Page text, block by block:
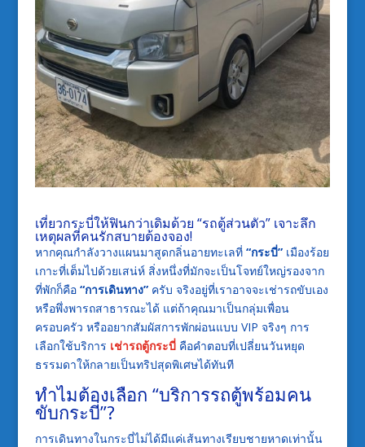
เที่ยวกระบี่ให้ฟินกว่าเดิมด้วย “รถตู้ส่วนตัว” เจาะลึก
เหตุผลที่คนรักสบายต้องจอง!
หากคุณกำลังวางแผนมาสูดกลิ่นอายทะเลที่ “กระบี่”เมืองร้อย
เกาะที่เต็มไปด้วยเสน่ห์ สิ่งหนึ่งที่มักจะเป็นโจทย์ใหญ่รองจาก
ที่พักก็คือ “การเดินทาง”ครับ จริงอยู่ที่เราอาจจะเช่ารถขับเอง
หรือพึ่งพารถสาธารณะได้ แต่ถ้าคุณมาเป็นกลุ่มเพื่อน
ครอบครัว หรืออยากสัมผัสการพักผ่อนแบบ VIP จริงๆ การ
เลือกใช้บริการ เช่ารถตู้กระบี่คือคำตอบที่เปลี่ยนวันหยุด
ธรรมดาให้กลายเป็นทริปสุดพิเศษได้ทันที
ทำไมต้องเลือก “บริการรถตู้พร้อมคน
ขับกระบี่”?
การเดินทางในกระบี่ไม่ได้มีแค่เส้นทางเรียบชายหาดเท่านั้น